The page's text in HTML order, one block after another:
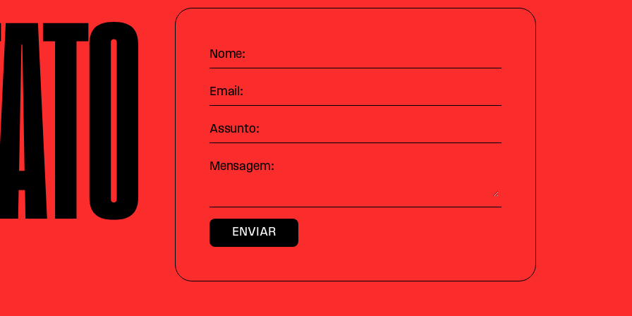
Nome:
Email:
Assunto:
Mensagem: